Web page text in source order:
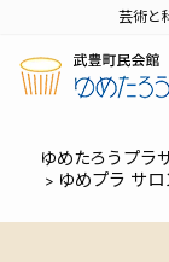
芸術と
ゆめたろうプラ
> ゆめプラ サ